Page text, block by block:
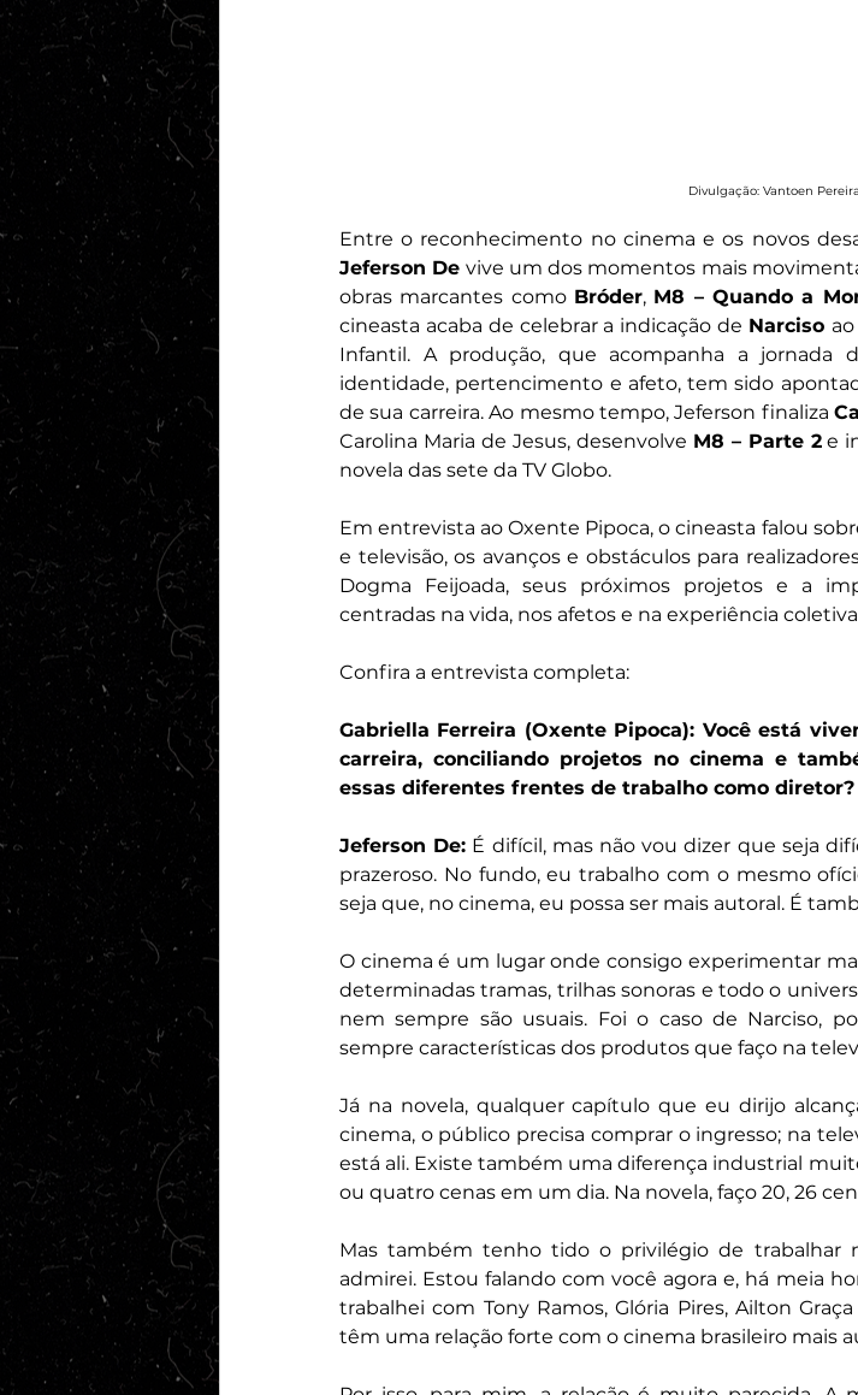
Divulgação: Vantoen
Jeferson De vive um dos momentos mais
obras marcantes como Bróder, M8 – Quando a
cineasta acaba de celebrar a indicação de Narciso
Infantil. A produção, que acompanha a
identidade, pertencimento e afeto, tem sido
de sua carreira. Ao mesmo tempo, Jeferson finaliza
Carolina Maria de Jesus, desenvolve M8 – Parte 2 e
novela das sete da TV Globo.
Em entrevista ao Oxente Pipoca, o cineasta falou
e televisão, os avanços e obstáculos para
Dogma Feijoada, seus próximos projetos e a
centradas na vida, nos afetos e na experiência
Confira a entrevista completa:
Gabriella Ferreira (Oxente Pipoca): Você está
carreira, conciliando projetos no cinema e
essas diferentes frentes de trabalho como diretor?
Jeferson De: É difícil, mas não vou dizer que seja
prazeroso. No fundo, eu trabalho com o mesmo
seja que, no cinema, eu possa ser mais autoral. É
O cinema é um lugar onde consigo experimentar
determinadas tramas, trilhas sonoras e todo o
nem sempre são usuais. Foi o caso de Narciso,
sempre características dos produtos que faço na
Já na novela, qualquer capítulo que eu dirijo
cinema, o público precisa comprar o ingresso; na
está ali. Existe também uma diferença industrial
ou quatro cenas em um dia. Na novela, faço 20, 26
Mas também tenho tido o privilégio de trabalhar
admirei. Estou falando com você agora e, há meia
trabalhei com Tony Ramos, Glória Pires, Ailton
têm uma relação forte com o cinema brasileiro mais